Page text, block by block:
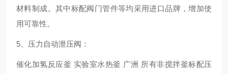
材料制成。其中标配阀门管件等均采用进口品牌，增加使
用可靠性。
5、压力自动泄压阀：
催化加氢反应釜 实验室水热釜 广洲 所有非搅拌釜标配压